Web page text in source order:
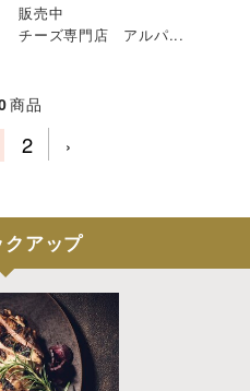
販売中
チーズ専門店 アルパ...
商品
2 ›
アップ